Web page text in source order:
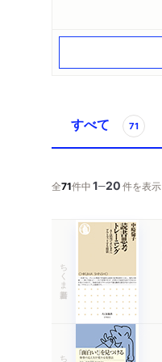
すべて 71
全71件中1─20件を表示
ちくま新書